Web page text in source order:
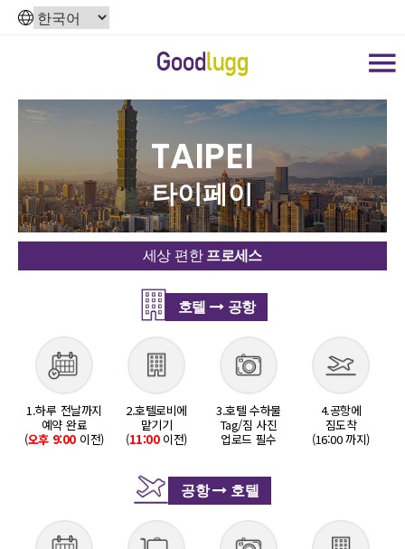
TAIPEI
타이페이
세상 편한프로세스
호텔 공항
1.하루 전날까지
예약 완료
(오후 9:00 이전)
2.호텔로비에
맡기기
(11:00이전)
3.호텔 수하물
Tag/짐 사진
업로드 필수
4.공항에
짐도착
(16:00 까지)
공항 호텔